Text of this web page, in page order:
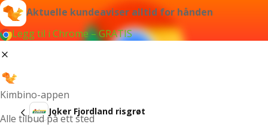
Aktuelle kundeaviser alltid for hånden
Legg til i Chrome – GRATIS
Kimbino-appen
Alle tilbud på ett sted
Joker Fjordland risgrøt